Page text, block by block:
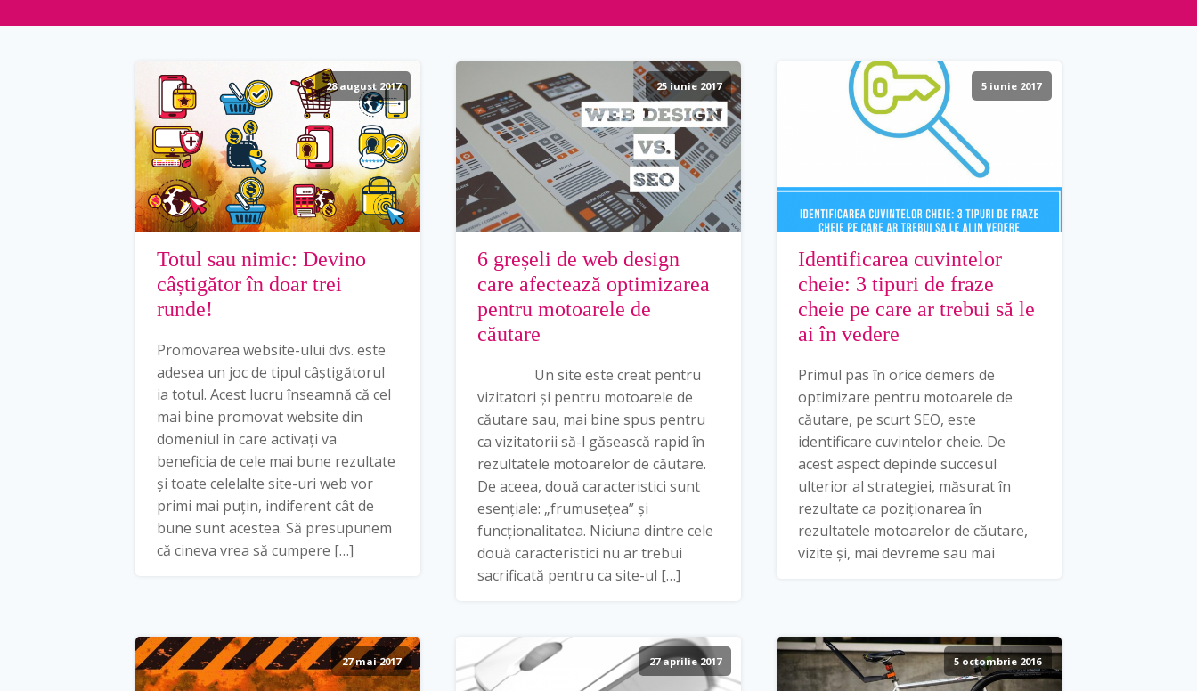
28 august 2017
Totul sau nimic: Devino
câștigător în doar trei
runde!
Promovarea website-ului dvs. este
adesea un joc de tipul câștigătorul
ia totul. Acest lucru înseamnă că cel
mai bine promovat website din
domeniul în care activați va
beneficia de cele mai bune rezultate
și toate celelalte site-uri web vor
primi mai puțin, indiferent cât de
bune sunt acestea. Să presupunem
că cineva vrea să cumpere […]
25 iunie 2017
6 greșeli de web design
care afectează optimizarea
pentru motoarele de
căutare
Un site este creat pentru
vizitatori și pentru motoarele de
căutare sau, mai bine spus pentru
ca vizitatorii să-l găsească rapid în
rezultatele motoarelor de căutare.
De aceea, două caracteristici sunt
esențiale: „frumusețea” și
funcționalitatea. Niciuna dintre cele
două caracteristici nu ar trebui
sacrificată pentru ca site-ul […]
5 iunie 2017
Identificarea cuvintelor
cheie: 3 tipuri de fraze
cheie pe care ar trebui să le
ai în vedere
Primul pas în orice demers de
optimizare pentru motoarele de
căutare, pe scurt SEO, este
identificare cuvintelor cheie. De
acest aspect depinde succesul
ulterior al strategiei, măsurat în
rezultate ca poziționarea în
rezultatele motoarelor de căutare,
vizite și, mai devreme sau mai
27 mai 2017 27 aprilie 2017 5 octombrie 2016